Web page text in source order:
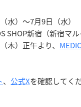
水）〜7月9日（水）
SHOP新宿（新宿マル
木）正午より、
、 公式Xを確認してく